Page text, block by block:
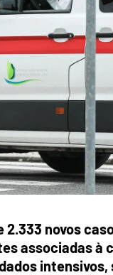
novos
associadas à